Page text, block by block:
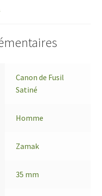
Canon de Fusil
Satiné
Homme
Zamak
35 mm